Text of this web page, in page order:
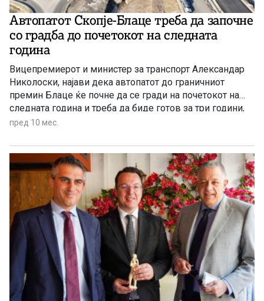
Автопатот Скопје-Блаце треба да започне
со градба до почетокот на следната
година
Вицепремиерот и министер за транспорт Александар
Николоски, најави дека автопатот до граничниот
премин Блаце ќе почне да се гради на почетокот на
следната година и треба да биде готов за три години,
односно до почетокот на 2029-та.
пред 10 мес.